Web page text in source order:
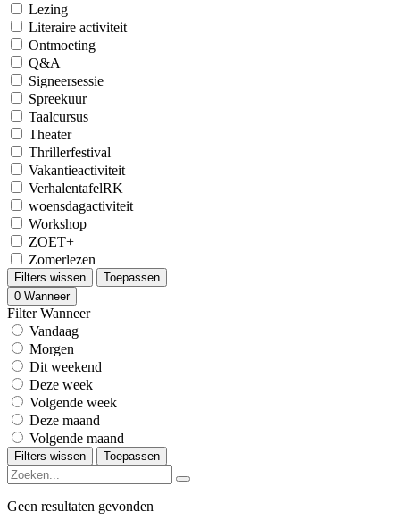
Lezing
Literaire activiteit
Ontmoeting
Q&A
Signeersessie
Spreekuur
Taalcursus
Theater
Thrillerfestival
Vakantieactiviteit
VerhalentafelRK
woensdagactiviteit
Workshop
ZOET+
Zomerlezen
Filters wissen
Toepassen
0 Wanneer
Filter Wanneer
Vandaag
Morgen
Dit weekend
Deze week
Volgende week
Deze maand
Volgende maand
Filters wissen Toepassen
Geen resultaten gevonden